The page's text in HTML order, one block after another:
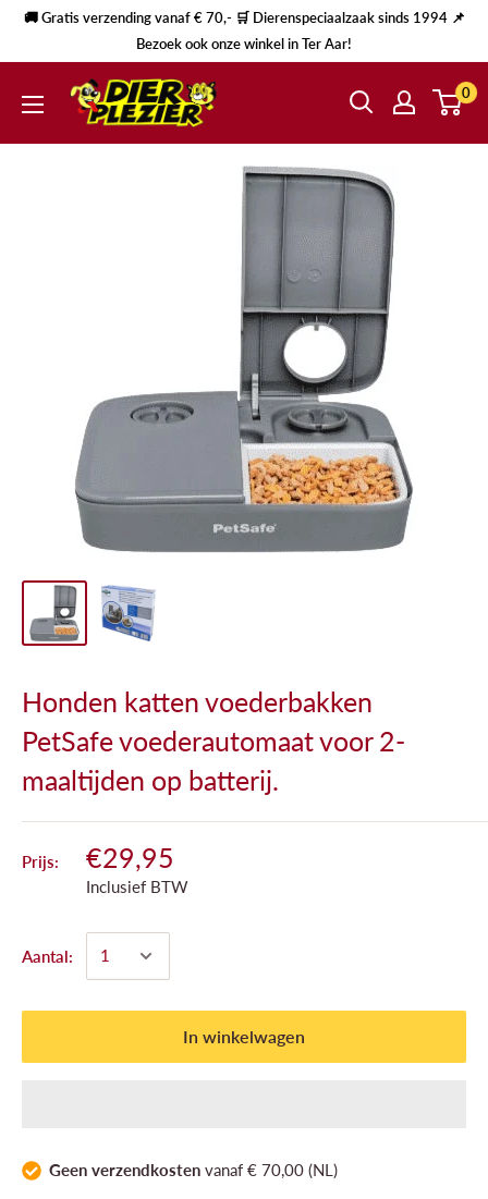
🚚 Gratis verzending vanaf € 70,- 🛒 Dierenspeciaalzaak sinds 1994 📌
Bezoek ook onze winkel in Ter Aar!
0
Honden katten voederbakken
PetSafe voederautomaat voor 2-
maaltijden op batterij.
Prijs: €29,95
Inclusief BTW
Aantal:
In winkelwagen
Geen verzendkosten vanaf € 70,00 (NL)